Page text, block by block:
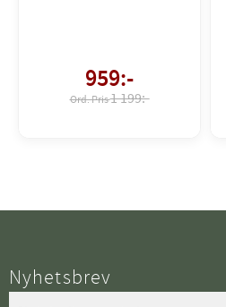
959:-
1 199:-
Nyhetsbrev